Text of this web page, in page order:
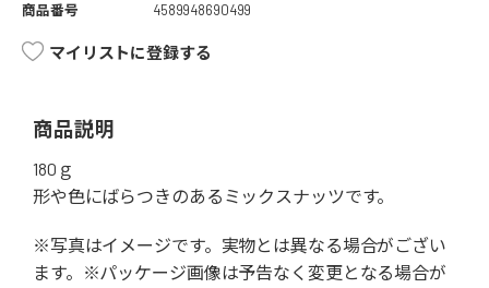
商品番号
4589948690499
マイリストに登録する
商品説明
180ｇ
形や色にばらつきのあるミックスナッツです。
※写真はイメージです。実物とは異なる場合がござい
ます。※パッケージ画像は予告なく変更となる場合が